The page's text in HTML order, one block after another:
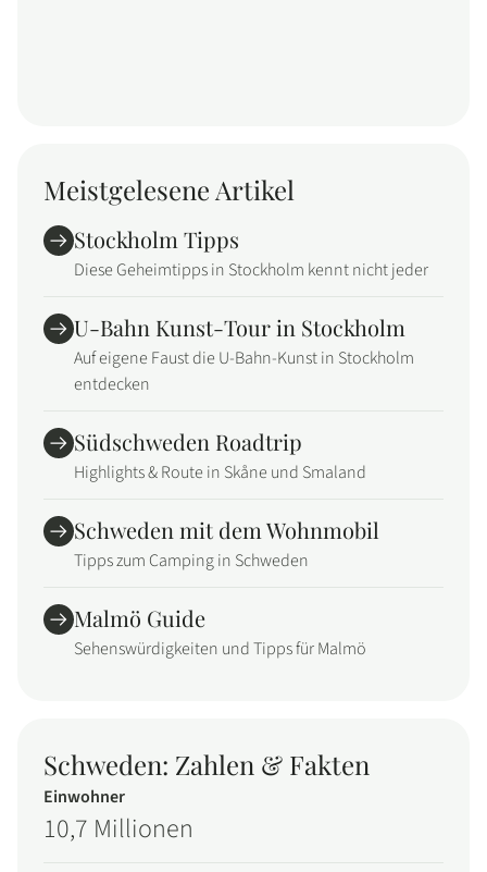
Meistgelesene Artikel
Stockholm Tipps
Diese Geheimtipps in Stockholm kennt nicht jeder
U-Bahn Kunst-Tour in Stockholm
Auf eigene Faust die U-Bahn-Kunst in Stockholm
entdecken
Südschweden Roadtrip
Highlights & Route in Skåne und Smaland
Schweden mit dem Wohnmobil
Tipps zum Camping in Schweden
Malmö Guide
Sehenswürdigkeiten und Tipps für Malmö
Schweden: Zahlen & Fakten
Einwohner
10,7 Millionen